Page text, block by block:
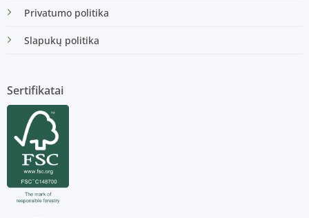
Privatumo politika
Slapukų politika
Sertifikatai